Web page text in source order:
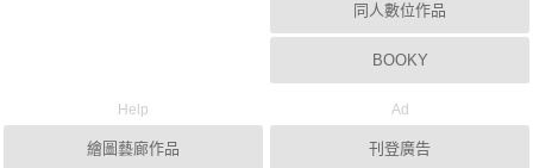
同人數位作品
BOOKY
Help
繪圖藝廊作品
Ad
刊登廣告